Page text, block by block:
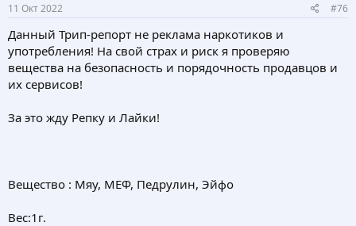
11 Окт 2022 #76
Данный Трип-репорт не реклама наркотиков и
употребления! На свой страх и риск я проверяю
вещества на безопасность и порядочность продавцов и
их сервисов!
За это жду Репку и Лайки!
Вещество : Мяу, МЕФ, Педрулин, Эйфо
Вес:1г.